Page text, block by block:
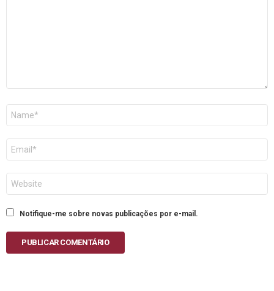
mail
Notifique-me sobre novas publicações por e-mail.
PUBLICAR COMENTÁRIO